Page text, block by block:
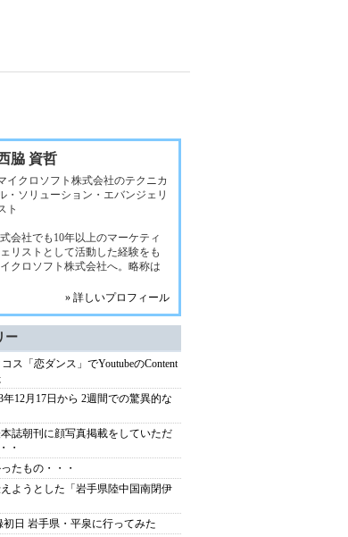
脇 資哲
イクロソフト株式会社のテクニカ
・ソリューション・エバンジェリ
ト
会社でも10年以上のマーケティ
リストとして活動した経験をも
クロソフト株式会社へ。略称は
» 詳しいプロフィール
ー
ス「恋ダンス」でYoutubeのContent
年12月17日から 2週間での驚異的な
誌朝刊に顔写真掲載をしていただ
・
たもの・・・
ようとした「岩手県陸中国南閉伊
日 岩手県・平泉に行ってみた